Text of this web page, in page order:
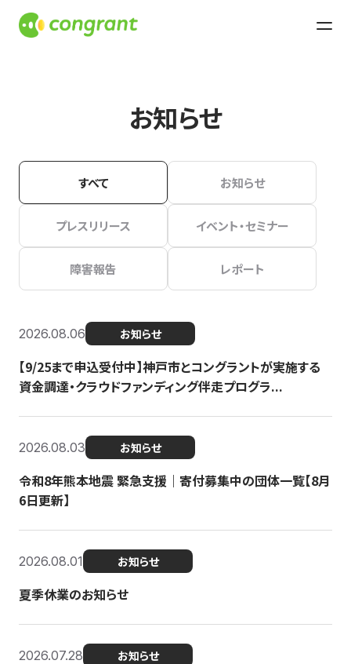
お知らせ
すべて お知らせ
プレスリリース イベント・セミナー
障害報告 レポート
2026.08.06 お知らせ
【9/25まで申込受付中】神戸市とコングラントが実施する
資金調達・クラウドファンディング伴走プログラ...
2026.08.03 お知らせ
令和8年熊本地震 緊急支援｜寄付募集中の団体一覧【8月
6日更新】
2026.08.01 お知らせ
夏季休業のお知らせ
2026.07.28 お知らせ